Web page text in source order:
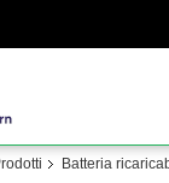
Batteria